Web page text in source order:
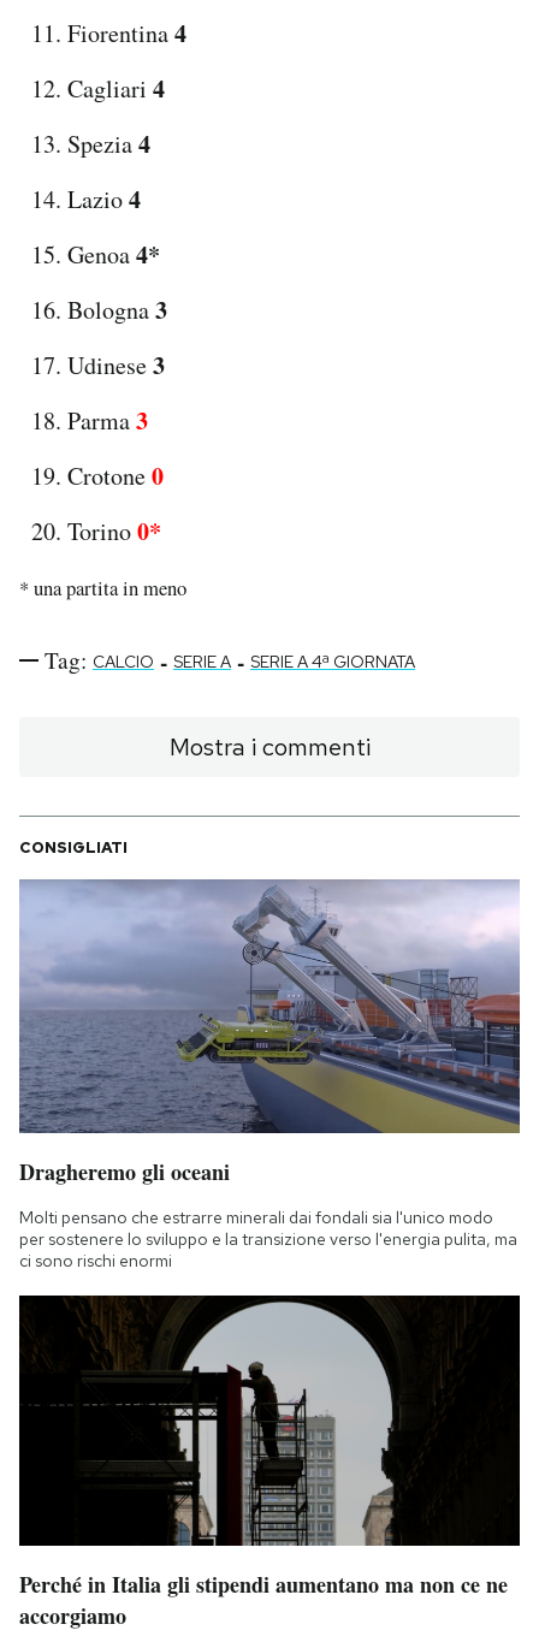
Fiorentina4
Cagliari 4
Spezia4
Lazio4
Genoa4*
Bologna3
Udinese3
Parma3
Crotone0
Torino0*
* una partita in meno
Tag: CALCIO - SERIE A - SERIE A 4ª GIORNATA
Mostra i commenti
CONSIGLIATI
Dragheremo gli oceani
Molti pensano che estrarre minerali dai fondali sia l'unico modo
per sostenere lo sviluppo e la transizione verso l'energia pulita, ma
ci sono rischi enormi
Perché in Italia gli stipendi aumentano ma non ce ne
accorgiamo